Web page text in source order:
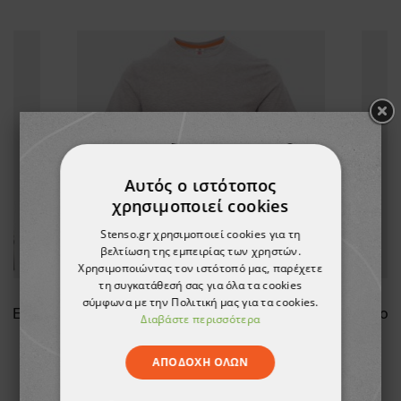
5,58 €
-10%
5,03 €
Αυτός ο ιστότοπος
χρησιμοποιεί cookies
Stenso.gr χρησιμοποιεί cookies για τη
βελτίωση της εμπειρίας των χρηστών.
Χρησιμοποιώντας τον ιστότοπό μας, παρέχετε
τη συγκατάθεσή σας για όλα τα cookies
σύμφωνα με την Πολιτική μας για τα cookies.
Διαβάστε περισσότερα
ΑΠΟΔΟΧΉ ΌΛΩΝ